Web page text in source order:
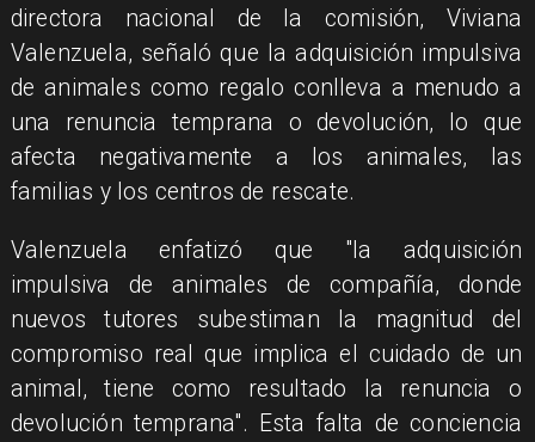
directora nacional de la comisión, Viviana
Valenzuela, señaló que la adquisición impulsiva
de animales como regalo conlleva a menudo a
una renuncia temprana o devolución, lo que
afecta negativamente a los animales, las
familias y los centros de rescate.
Valenzuela enfatizó que "la adquisición
impulsiva de animales de compañía, donde
nuevos tutores subestiman la magnitud del
compromiso real que implica el cuidado de un
animal, tiene como resultado la renuncia o
devolución temprana". Esta falta de conciencia